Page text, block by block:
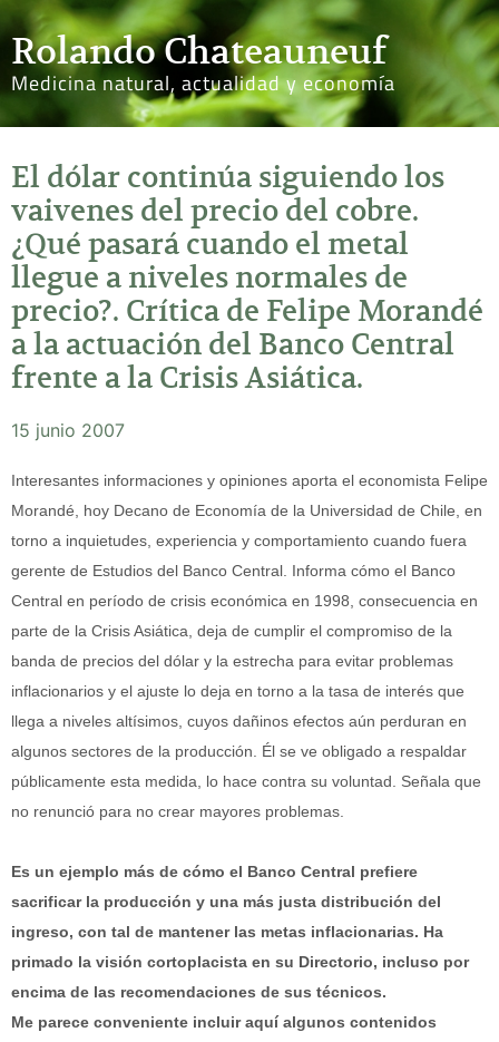
Rolando Chateauneuf
Medicina natural, actualidad y economía
El dólar continúa siguiendo los
vaivenes del precio del cobre.
¿Qué pasará cuando el metal
llegue a niveles normales de
precio?. Crítica de Felipe Morandé
a la actuación del Banco Central
frente a la Crisis Asiática.
15 junio 2007
Interesantes informaciones y opiniones aporta el economista Felipe
Morandé, hoy Decano de Economía de la Universidad de Chile, en
torno a inquietudes, experiencia y comportamiento cuando fuera
gerente de Estudios del Banco Central. Informa cómo el Banco
Central en período de crisis económica en 1998, consecuencia en
parte de la Crisis Asiática, deja de cumplir el compromiso de la
banda de precios del dólar y la estrecha para evitar problemas
inflacionarios y el ajuste lo deja en torno a la tasa de interés que
llega a niveles altísimos, cuyos dañinos efectos aún perduran en
algunos sectores de la producción. Él se ve obligado a respaldar
públicamente esta medida, lo hace contra su voluntad. Señala que
no renunció para no crear mayores problemas.
Es un ejemplo más de cómo el Banco Central prefiere
sacrificar la producción y una más justa distribución del
ingreso, con tal de mantener las metas inflacionarias. Ha
primado la visión cortoplacista en su Directorio, incluso por
encima de las recomendaciones de sus técnicos.
Me parece conveniente incluir aquí algunos contenidos